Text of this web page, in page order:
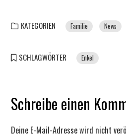
KATEGORIEN Familie News
SCHLAGWÖRTER Enkel
Schreibe einen
Deine E-Mail-Adresse wird nicht